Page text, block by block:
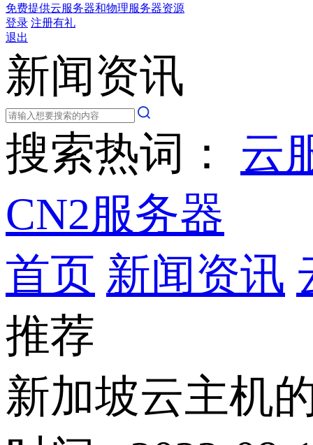
免费提供云服务器和物理服务器资源
登录 注册有礼
退出
新闻资讯
搜索热词： 云
CN2服务器
首页 新闻资讯
推荐
新加坡云主机